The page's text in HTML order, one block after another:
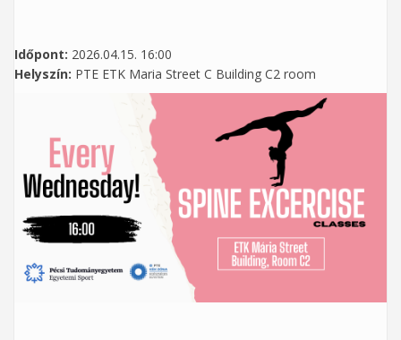
Időpont: 2026.04.15. 16:00
Helyszín: PTE ETK Maria Street C Building C2 room